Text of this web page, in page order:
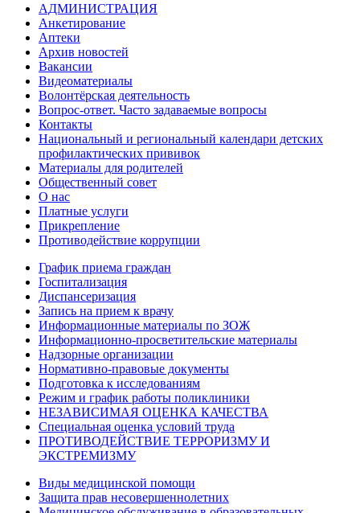
АДМИНИСТРАЦИЯ
Анкетирование
Аптеки
Архив новостей
Вакансии
Видеоматериалы
Волонтёрская деятельность
Вопрос-ответ. Часто задаваемые вопросы
Контакты
Национальный и региональный календари детских
профилактических прививок
Материалы для родителей
Общественный совет
О нас
Платные услуги
Прикрепление
Противодействие коррупции
График приема граждан
Госпитализация
Диспансеризация
Запись на прием к врачу
Информационные материалы по ЗОЖ
Информационно-просветительские материалы
Надзорные организации
Нормативно-правовые документы
Подготовка к исследованиям
Режим и график работы поликлиники
НЕЗАВИСИМАЯ ОЦЕНКА КАЧЕСТВА
Специальная оценка условий труда
ПРОТИВОДЕЙСТВИЕ ТЕРРОРИЗМУ И
ЭКСТРЕМИЗМУ
Виды медицинской помощи
Защита прав несовершеннолетних